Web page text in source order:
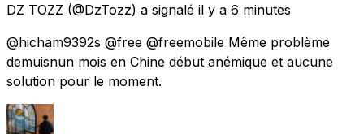
DZ TOZZ (@DzTozz) a signalé il y a 6 minutes
@hicham9392s @free @freemobile Même problème
demuisnun mois en Chine début anémique et aucune
solution pour le moment.